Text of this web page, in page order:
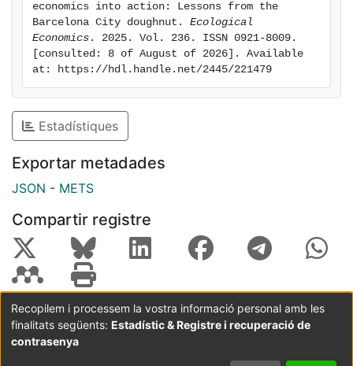
economics into action: Lessons from the
Barcelona City doughnut. Ecological
Economics . 2025. Vol. 236. ISSN 0921-8009.
[consulted: 8 of August of 2026]. Available
at: https://hdl.handle.net/2445/221479
Estadístiques
Exportar metadades
JSON - METS
Compartir registre
Coordinació:CRAI UB Avís legal
Metadades
subjectes a:
Recopilem i processem la vostra informació personal amb les
finalitats següents: Estadístic & Registre i recuperació de
contrasenya